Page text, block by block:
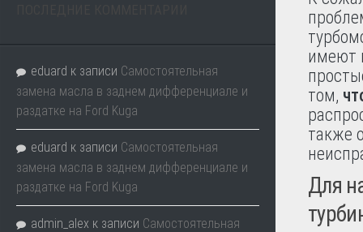
имеют
том,
также
Для
eduard к записи Самостоятельная
замена масла в заднем дифференциале и
раздатке на Ford Kuga
eduard к записи Самостоятельная
замена масла в заднем дифференциале и
раздатке на Ford Kuga
admin_alex к записи Самостоятельная